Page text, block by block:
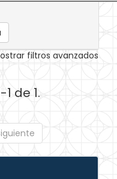
filtros avanzados
de 1.